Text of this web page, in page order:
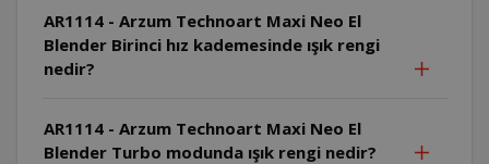
AR1114 - Arzum Technoart Maxi Neo El
Blender Birinci hız kademesinde ışık rengi
nedir?
AR1114 - Arzum Technoart Maxi Neo El
Blender Turbo modunda ışık rengi nedir?